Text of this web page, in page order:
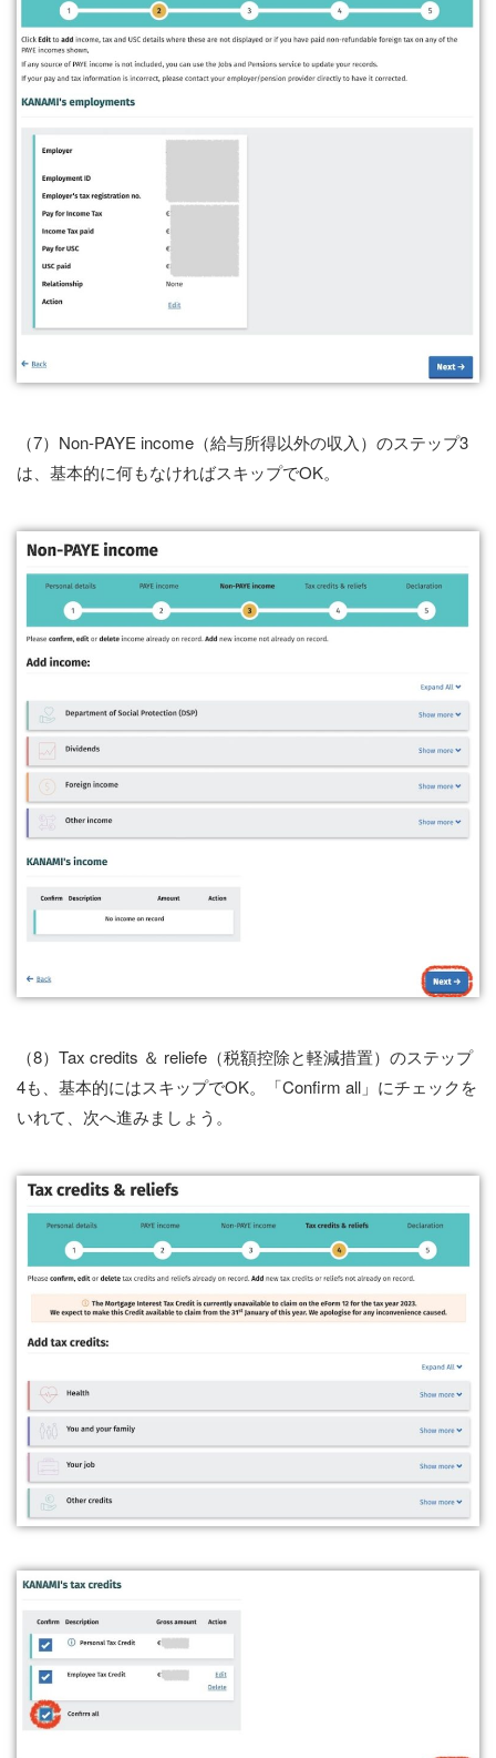
（7）Non-PAYE income（給与所得以外の収入）のステップ3
は、基本的に何もなければスキップでOK。
（8）Tax credits ＆ reliefe（税額控除と軽減措置）のステップ
4も、基本的にはスキップでOK。「Confirm all」にチェックを
いれて、次へ進みましょう。